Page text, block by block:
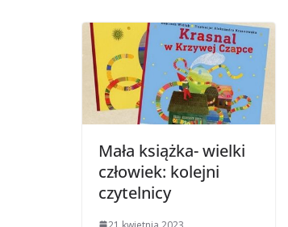
Mała książka- wielki
człowiek: kolejni
czytelnicy